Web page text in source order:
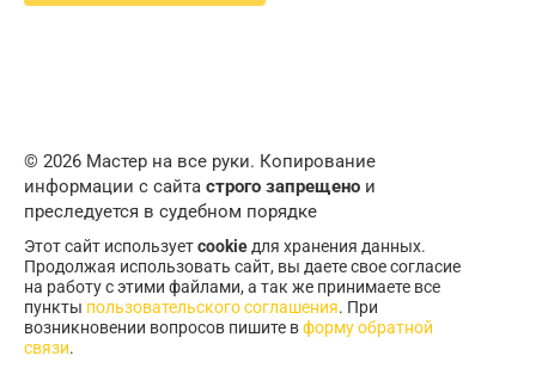
© 2026 Мастер на все руки. Копирование
информации с сайта строго запрещено и
преследуется в судебном порядке
Этот сайт используетcookie для хранения данных.
Продолжая использовать сайт, вы даете свое согласие
на работу с этими файлами, а так же принимаете все
пункты пользовательского соглашения. При
возникновении вопросов пишите вформу обратной
связи.